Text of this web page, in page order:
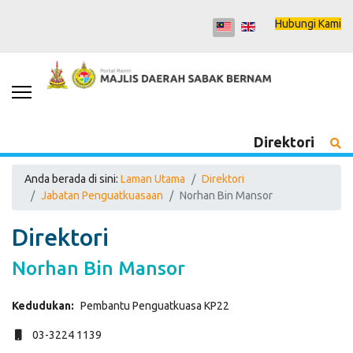
Hubungi Kami
Direktori
Anda berada di sini: Laman Utama
Direktori
Jabatan Penguatkuasaan
Norhan Bin Mansor
Direktori
Norhan Bin Mansor
Kedudukan: Pembantu Penguatkuasa KP22
Mudah alih
03-3224 1139